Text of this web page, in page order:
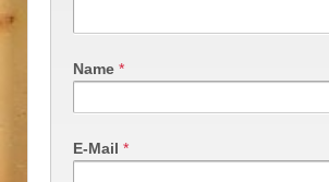
Name *
E-Mail *